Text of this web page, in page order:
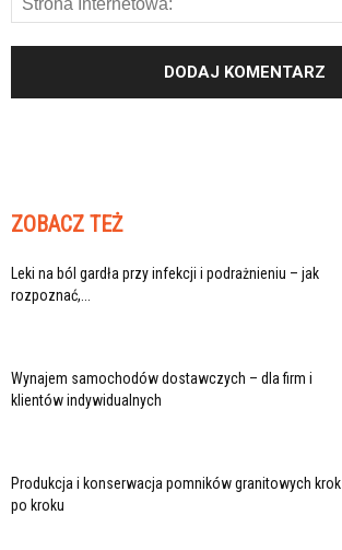
ZOBACZ TEŻ
Leki na ból gardła przy infekcji i podrażnieniu – jak
rozpoznać,...
Wynajem samochodów dostawczych – dla firm i
klientów indywidualnych
Produkcja i konserwacja pomników granitowych krok
po kroku